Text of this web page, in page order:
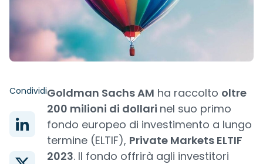
CondividiGoldman Sachs AM ha raccolto oltre
200 milioni di dollari nel suo primo
fondo europeo di investimento a lungo
termine (ELTIF), Private Markets ELTIF
2023. Il fondo offrirà agli investitori